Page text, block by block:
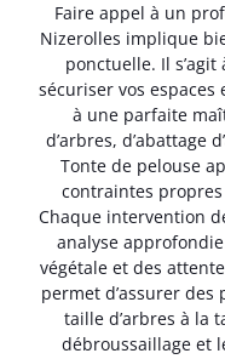
Faire appel à un
Nizerolles implique
ponctuelle. Il
sécuriser vos
à une parfaite
d’arbres, d’abattage
Tonte de pelouse
contraintes
Chaque intervention
analyse
végétale et des
permet d’assurer
taille d’arbres à la
débroussaillage et